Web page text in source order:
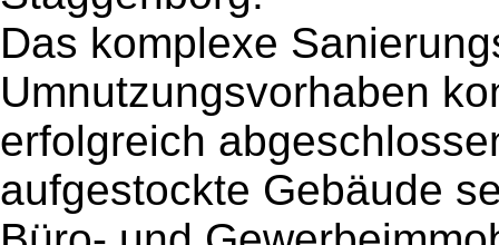
Das komplexe
Umnutzungsvorhaben
erfolgreich
aufgestockte Gebäude